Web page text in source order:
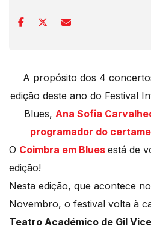
A propósito dos 4
edição deste ano do Festival
Blues, Ana Sofia
programador do
O Coimbra em Blues está de
edição!
Nesta edição, que acontece
Novembro, o festival volta à
Teatro Académico de Gil